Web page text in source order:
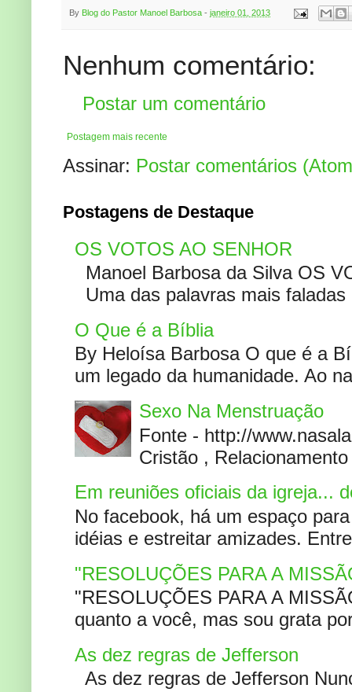
By Blog do Pastor Manoel Barbosa - janeiro 01, 2013
Nenhum comentário:
Postar um comentário
Postagem mais recente
Assinar: Postar comentários
Postagens de Destaque
OS VOTOS AO SENHOR
Manoel Barbosa da Silva OS
Uma das palavras mais
O Que é a Bíblia
By Heloísa Barbosa O que é a
um legado da humanidade. Ao
Sexo Na Menstruação
Fonte - http://
Cristão ,
Em reuniões oficiais da igreja...
No facebook, há um espaço
idéias e estreitar amizades.
"RESOLUÇÕES PARA A
"RESOLUÇÕES PARA A
quanto a você, mas sou grata
As dez regras de Jefferson
As dez regras de Jefferson